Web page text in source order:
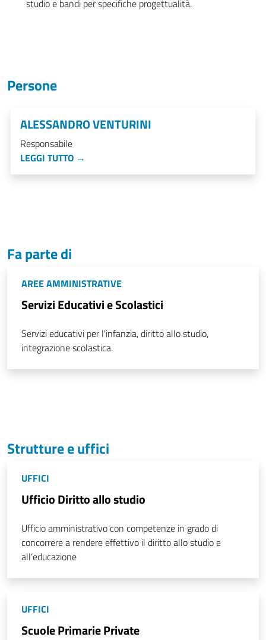
studio e bandi per specifiche progettualità.
Persone
ALESSANDRO VENTURINI
Responsabile
LEGGI TUTTO →
Fa parte di
AREE AMMINISTRATIVE
Servizi Educativi e Scolastici
Servizi educativi per l'infanzia, diritto allo studio,
integrazione scolastica.
Strutture e uffici
UFFICI
Ufficio Diritto allo studio
Ufficio amministrativo con competenze in grado di
concorrere a rendere effettivo il diritto allo studio e
all’educazione
UFFICI
Scuole Primarie Private